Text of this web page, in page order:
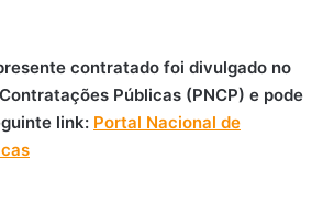
contratado foi divulgado no
Públicas (PNCP) e pode
link: Portal Nacional de